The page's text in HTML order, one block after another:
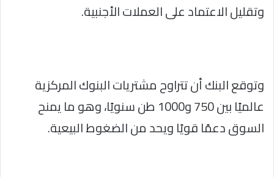
وتقليل الاعتماد على العملات الأجنبية.
وتوقع البنك أن تتراوح مشتريات البنوك المركزية
عالميًا بين 750 و1000 طن سنويًا، وهو ما يمنح
السوق دعمًا قويًا ويحد من الضغوط البيعية.